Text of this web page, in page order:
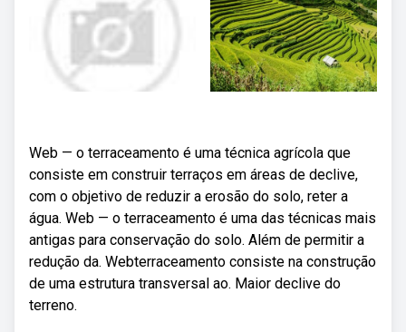
Web — o terraceamento é uma técnica agrícola que
consiste em construir terraços em áreas de declive,
com o objetivo de reduzir a erosão do solo, reter a
água. Web — o terraceamento é uma das técnicas mais
antigas para conservação do solo. Além de permitir a
redução da. Webterraceamento consiste na construção
de uma estrutura transversal ao. Maior declive do
terreno.